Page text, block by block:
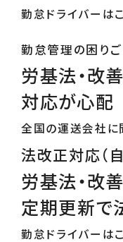
勤怠ドライバーは
勤怠管理の困りご
労基法・改
対応が心配
全国の運送会社に
法改正対応（
労基法・改
定期更新で
勤怠ドライバーは